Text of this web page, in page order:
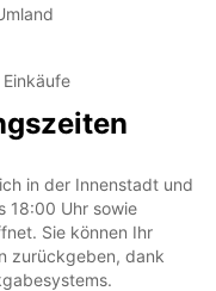
in der Innenstadt und
18:00 Uhr sowie
Sie können Ihr
zurückgeben, dank